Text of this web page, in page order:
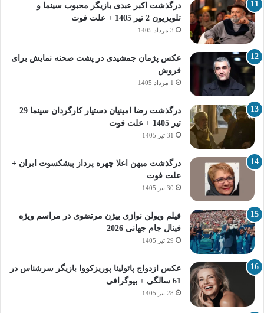
درگذشت اکبر عبدی بازیگر محبوب سینما و
تلویزیون 2 تیر 1405 + علت فوت
3 مرداد 1405
عکس پژمان جمشیدی در پشت صحنه نمایش برای
فروش
1 مرداد 1405
درگذشت رضا امینیان دستیار کارگردان سینما 29
تیر 1405 + علت فوت
31 تیر 1405
درگذشت میهن اعلا چهره پرداز پیشکسوت ایران +
علت فوت
30 تیر 1405
فیلم ویولن نوازی بیژن مرتضوی در مراسم ویژه
فینال جام جهانی 2026
29 تیر 1405
عکس ازدواج پائولینا پوریزکووا بازیگر سرشناس در
61 سالگی + بیوگرافی
28 تیر 1405